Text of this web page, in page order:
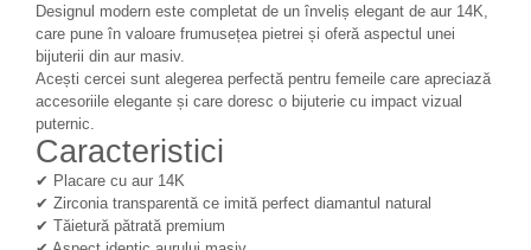
Designul modern este completat de un înveliș elegant de aur 14K,
care pune în valoare frumusețea pietrei și oferă aspectul unei
bijuterii din aur masiv.
Acești cercei sunt alegerea perfectă pentru femeile care apreciază
accesoriile elegante și care doresc o bijuterie cu impact vizual
puternic.
Caracteristici
✔ Placare cu aur 14K
✔ Zirconia transparentă ce imită perfect diamantul natural
✔ Tăietură pătrată premium